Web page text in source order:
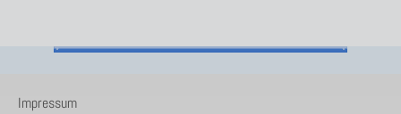
Impressum